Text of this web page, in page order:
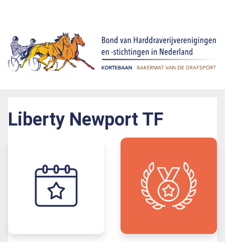
Liberty Newport TF